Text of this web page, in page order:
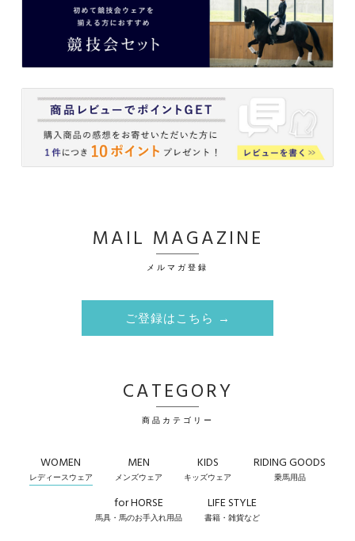
MAIL MAGAZINE
メルマガ登録
ご登録はこちら →
CATEGORY
商品カテゴリー
WOMEN
レディースウェア
MEN
メンズウェア
KIDS
キッズウェア
RIDING GOODS
乗馬用品
for HORSE
馬具・馬のお手入れ用品
LIFE STYLE
書籍・雑貨など